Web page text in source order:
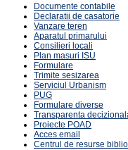
Documente contabile
Declaratii de casatorie
Vanzare teren
Aparatul primarului
Consilieri locali
Plan masuri ISU
Formulare
Trimite sesizarea
Serviciul Urbanism
PUG
Formulare diverse
Transparenta
Proiecte POAD
Acces email
Centrul de resurse